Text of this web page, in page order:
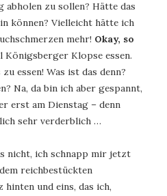
abholen zu sollen? Hätte das
können? Vielleicht hätte ich
mehr! Okay, so
Königsberger Klopse essen.
essen! Was ist das denn?
Na, da bin ich aber gespannt,
erst am Dienstag – denn
sehr verderblich …
nicht, ich schnapp mir jetzt
reichbestückten
hinten und eins, das ich,